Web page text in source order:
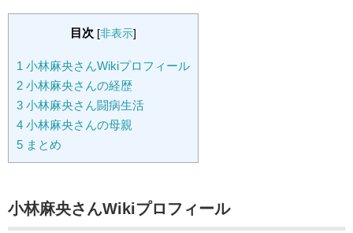
目次 [非表示]
1 小林麻央さんWikiプロフィール
2 小林麻央さんの経歴
3 小林麻央さん闘病生活
4 小林麻央さんの母親
5 まとめ
小林麻央さんWikiプロフィール